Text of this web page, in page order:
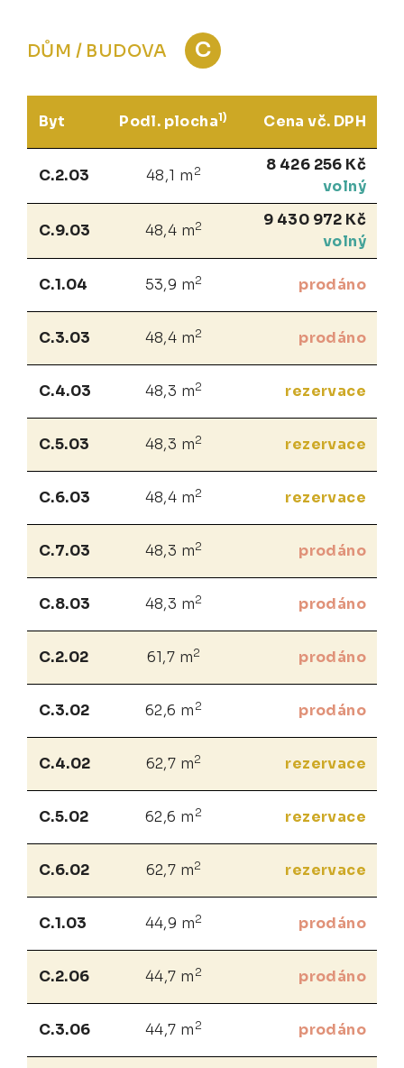
DŮM / BUDOVA C
Byt Podl. plocha1) Cena vč. DPH
C.2.03 48,1 m 2
8 426 256 Kč
volný
C.9.03 48,4 m2
9 430 972 Kč
volný
C.1.04 53,9 m2 prodáno
C.3.03 48,4 m2 prodáno
C.4.03 48,3 m2 rezervace
C.5.03 48,3 m2 rezervace
C.6.03 48,4 m2 rezervace
C.7.03 48,3 m2 prodáno
C.8.03 48,3 m2 prodáno
C.2.02 61,7 m2 prodáno
C.3.02 62,6 m 2 prodáno
C.4.02 62,7 m2 rezervace
C.5.02 62,6 m 2 rezervace
C.6.02 62,7 m2 rezervace
C.1.03 44,9 m2 prodáno
C.2.06 44,7 m 2 prodáno
C.3.06 44,7 m 2 prodáno